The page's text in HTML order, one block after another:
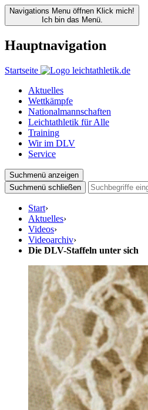
Navigations Menu öffnen Klick mich!
Ich bin das Menü.
Hauptnavigation
Startseite
Aktuelles
Wettkämpfe
Nationalmannschaften
Leichtathletik für Alle
Training
Wir im DLV
Service
Suchmenü anzeigen
Suchmenü schließen
Start›
Aktuelles›
Videos›
Videoarchiv›
Die DLV-Staffeln unter sich